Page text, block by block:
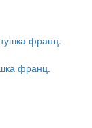
франц.